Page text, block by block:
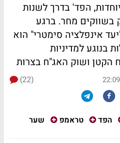
הפד' בדרך לשנות
מחר. ברגע
אינפלציה סימטרי" הוא
בנוגע למדיניות
הקטן ושוק האג"ח בצרות
(22)
הפד טראמפ
שער